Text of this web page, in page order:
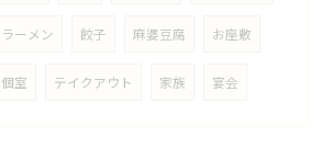
ラーメン 餃子 麻婆豆腐 お座敷
個室 テイクアウト 家族 宴会